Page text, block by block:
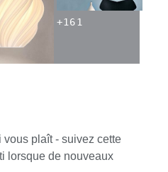
vous plaît - suivez cette
lorsque de nouveaux
+161